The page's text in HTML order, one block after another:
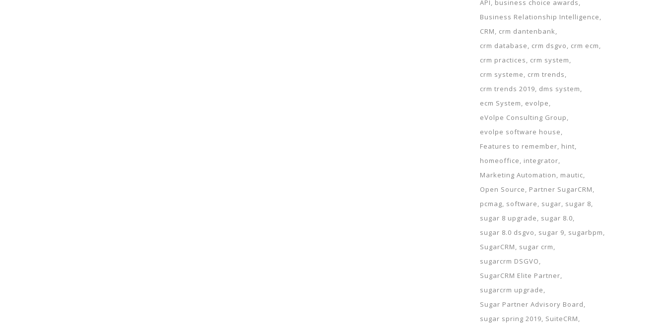
API
business choice awards
Business Relationship Intelligence
CRM
crm dantenbank
crm database
crm dsgvo
crm ecm
crm practices
crm system
crm systeme
crm trends
crm trends 2019 dms system
ecm System
evolpe
eVolpe Consulting Group
evolpe software house
Features to remember hint
homeoffice
integrator
Marketing Automation
mautic
Open Source
Partner SugarCRM
pcmag software sugar sugar 8
sugar 8 upgrade
sugar 8.0
sugar 8.0 dsgvo
sugar 9 sugarbpm
SugarCRM
sugar crm
sugarcrm DSGVO
SugarCRM Elite Partner
sugarcrm upgrade
Sugar Partner Advisory Board
sugar spring 2019 SuiteCRM